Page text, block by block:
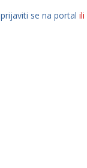
prijaviti se na portal ili